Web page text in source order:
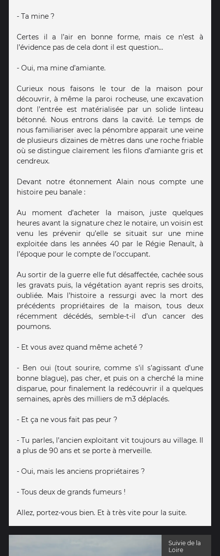
- Ta mine ?
Certes il a l’air en bonne forme, mais ce n’est à
l’évidence pas de cela dont il est question…
- Oui, ma mine d’amiante.
Curieux nous faisons le tour de la maison pour
découvrir, à même la paroi rocheuse, une excavation
dont l’entrée est matérialisée par un solide linteau
bétonné. Nous entrons dans la cavité. Le temps de
nous familiariser avec la pénombre apparait une veine
de plusieurs dizaines de mètres dans une roche friable
où se distingue clairement les filons d’amiante gris et
cendreux.
Devant notre étonnement Alain nous compte une
histoire peu banale :
Au moment d’acheter la maison, juste quelques
heures avant la signature chez le notaire, un voisin est
venu les prévenir qu’elle se situait sur une mine
exploitée dans les années 40 par le Régie Renault, à
l’époque pour le compte de l’occupant.
Au sortir de la guerre elle fut désaffectée, cachée sous
les gravats puis, la végétation ayant repris ses droits,
oubliée. Mais l’histoire a ressurgi avec la mort des
précédents propriétaires de la maison, tous deux
récemment décédés, semble-t-il d’un cancer des
poumons.
- Et vous avez quand même acheté ?
- Ben oui (tout sourire, comme s’il s’agissant d’une
bonne blague), pas cher, et puis on a cherché la mine
disparue, pour finalement la redécouvrir il a quelques
semaines, après des milliers de m3 déplacés.
- Et ça ne vous fait pas peur ?
- Tu parles, l’ancien exploitant vit toujours au village. Il
a plus de 90 ans et se porte à merveille.
- Oui, mais les anciens propriétaires ?
- Tous deux de grands fumeurs !
Allez, portez-vous bien. Et à très vite pour la suite.
Suivie de la
Loire